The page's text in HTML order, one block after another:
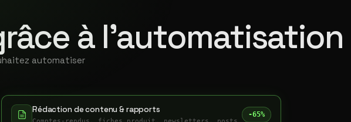
à l'automatisation
automatiser
Rédaction de contenu & rapports -65%